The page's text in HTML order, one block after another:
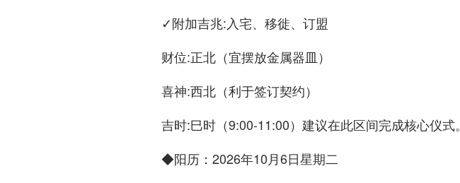
✓附加吉兆:入宅、移徙、订盟
财位:正北（宜摆放金属器皿）
喜神:西北（利于签订契约）
吉时:巳时（9:00-11:00）建议在此区间完成核心仪式。
◆阳历 ：2026年10月6日星期二